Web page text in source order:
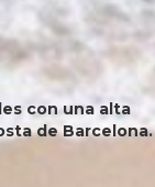
con una alta
de Barcelona.